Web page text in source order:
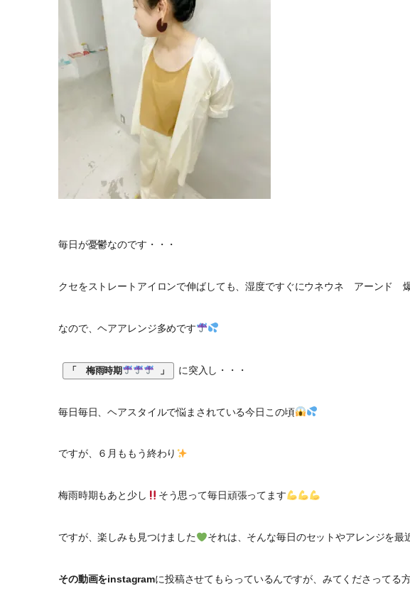
毎日が憂鬱なのです・・・
クセをストレートアイロンで伸ばしても、湿度ですぐにウネウネ アーンド
なので、ヘアアレンジ多めです
「　梅雨時期 」 に突入し・・・
毎日毎日、ヘアスタイルで悩まされている今日この頃
ですが、６月ももう終わり
梅雨時期もあと少し そう思って毎日頑張ってます
ですが、楽しみも見つけました それは、そんな毎日のセットやアレンジを
その動画をinstagramに投稿させてもらっているんですが、みてくださってる